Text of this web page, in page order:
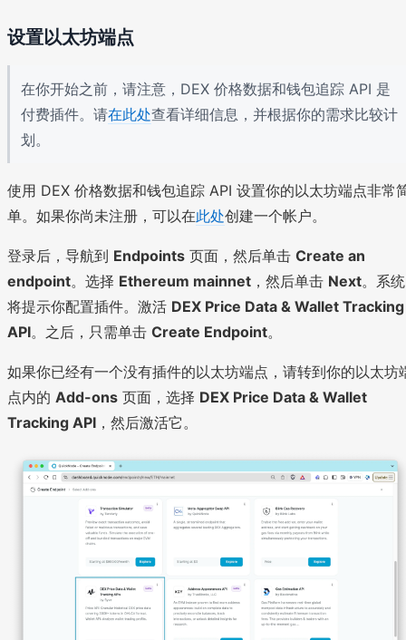
设置以太坊端点
在你开始之前，请注意，DEX 价格数据和钱包追踪 API 是
付费插件。请在此处查看详细信息，并根据你的需求比较计
划。
使用 DEX 价格数据和钱包追踪 API 设置你的以太坊端点非常
单。如果你尚未注册，可以在此处创建一个帐户。
登录后，导航到 Endpoints 页面，然后单击 Create an
endpoint。选择 Ethereum mainnet ，然后单击 Next。系统
将提示你配置插件。激活 DEX Price Data & Wallet Tracking
API。之后，只需单击 Create Endpoint。
如果你已经有一个没有插件的以太坊端点，请转到你的以太坊
点内的 Add-ons 页面，选择 DEX Price Data & Wallet
Tracking API ，然后激活它。